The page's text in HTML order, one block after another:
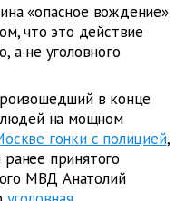
«опасное вождение»
что это действие
а не уголовного
в конце
людей на мощном
гонки с полицией,
принятого
МВД Анатолий